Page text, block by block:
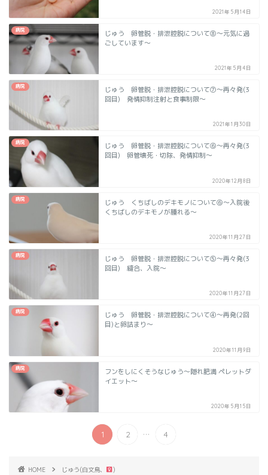
2021年5月14日
病院
じゅう 卵管脱・排泄腔脱について⑧～元気に過
ごしています～
2021年5月4日
病院
じゅう 卵管脱・排泄腔脱について⑦～再々発(3
回目) 発情抑制注射と食事制限～
2021年1月30日
病院
じゅう 卵管脱・排泄腔脱について⑥～再々発(3
回目) 卵管壊死・切除、発情抑制～
2020年12月8日
病院
じゅう くちばしのデキモノについて⑥～入院後
くちばしのデキモノが腫れる～
2020年11月27日
病院
じゅう 卵管脱・排泄腔脱について➄～再々発(3
回目) 縫合、入院～
2020年11月27日
病院
じゅう 卵管脱・排泄腔脱について④～再発(2回
目)と卵詰まり～
2020年11月9日
病院
フンをしにくそうなじゅう～隠れ肥満 ペレットダ
イエット～
2020年5月15日
1 2 ... 4
HOME じゅう(白文鳥、 )